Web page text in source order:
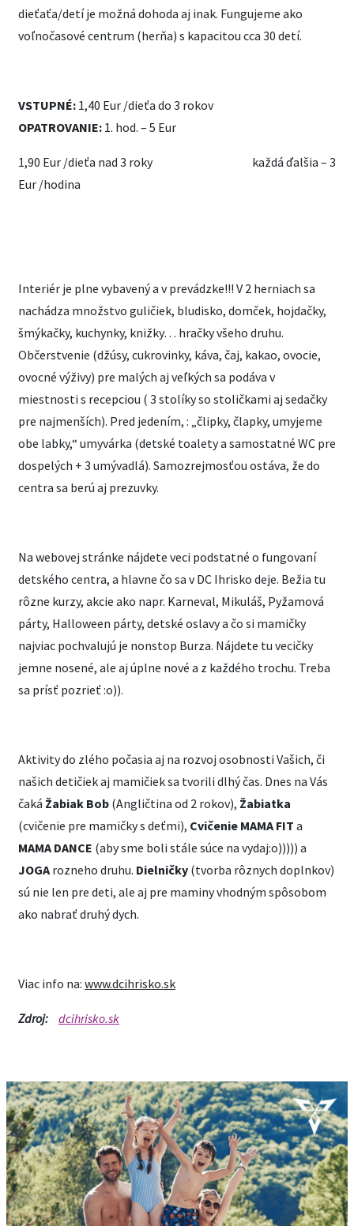
dieťaťa/detí je možná dohoda aj inak. Fungujeme ako
voľnočasové centrum (herňa) s kapacitou cca 30 detí.
VSTUPNÉ: 1,40 Eur /dieťa do 3 rokov
OPATROVANIE: 1. hod. – 5 Eur
1,90 Eur /dieťa nad 3 roky každá ďalšia – 3
Eur /hodina
Interiér je plne vybavený a v prevádzke!!! V 2 herniach sa
nachádza množstvo guličiek, bludisko, domček, hojdačky,
šmýkačky, kuchynky, knižky… hračky všeho druhu.
Občerstvenie (džúsy, cukrovinky, káva, čaj, kakao, ovocie,
ovocné výživy) pre malých aj veľkých sa podáva v
miestnosti s recepciou ( 3 stolíky so stoličkami aj sedačky
pre najmenších). Pred jedením, : „člipky, člapky, umyjeme
obe labky,“ umyvárka (detské toalety a samostatné WC pre
dospelých + 3 umývadlá). Samozrejmosťou ostáva, že do
centra sa berú aj prezuvky.
Na webovej stránke nájdete veci podstatné o fungovaní
detského centra, a hlavne čo sa v DC Ihrisko deje. Bežia tu
rôzne kurzy, akcie ako napr. Karneval, Mikuláš, Pyžamová
párty, Halloween párty, detské oslavy a čo si mamičky
najviac pochvalujú je nonstop Burza. Nájdete tu vecičky
jemne nosené, ale aj úplne nové a z každého trochu. Treba
sa prísť pozrieť :o)).
Aktivity do zlého počasia aj na rozvoj osobnosti Vašich, či
našich detičiek aj mamičiek sa tvorili dlhý čas. Dnes na Vás
čaká Žabiak Bob (Angličtina od 2 rokov), Žabiatka
(cvičenie pre mamičky s deťmi), Cvičenie MAMA FIT a
MAMA DANCE (aby sme boli stále súce na vydaj:o))))) a
JOGArozneho druhu. Dielničky (tvorba rôznych doplnkov)
sú nie len pre deti, ale aj pre maminy vhodným spôsobom
ako nabrať druhý dych.
Viac info na: www.dcihrisko.sk
Zdroj: dcihrisko.sk